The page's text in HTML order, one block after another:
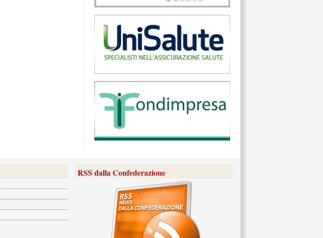
RSS dalla Confederazione